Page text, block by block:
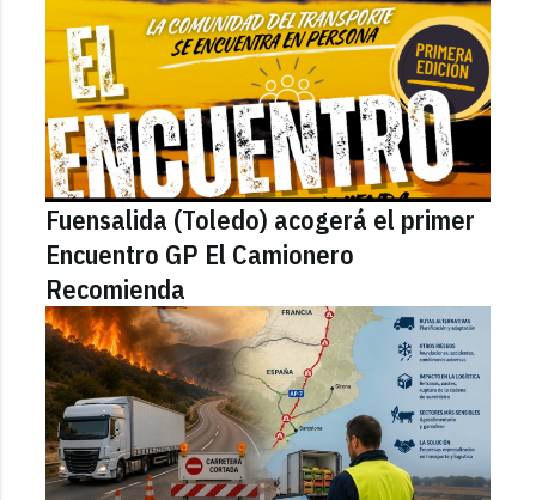
Fuensalida (Toledo) acogerá el primer
Encuentro GP El Camionero
Recomienda